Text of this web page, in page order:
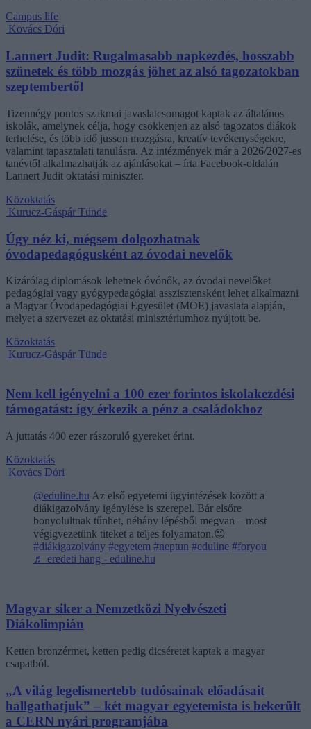
Campus life
Kovács Dóri
Lannert Judit: Rugalmasabb napkezdés, hosszabb
szünetek és több mozgás jöhet az alsó tagozatokban
szeptembertől
Tizennégy pontos szakmai javaslatcsomagot kaptak az általános
iskolák, amelynek célja, hogy csökkenjen az alsó tagozatos diákok
terhelése, és több idő jusson mozgásra, kreatív tevékenységekre,
valamint tapasztalati tanulásra. Az intézmények már a 2026/2027-es
tanévtől alkalmazhatják az ajánlásokat – írta Facebook-oldalán
Lannert Judit oktatási miniszter.
Közoktatás
Kurucz-Gáspár Tünde
Úgy néz ki, mégsem dolgozhatnak
óvodapedagógusként az óvodai nevelők
Kizárólag diplomások lehetnek óvónők, az óvodai nevelőket
pedagógiai vagy gyógypedagógiai asszisztensként lehet alkalmazni
a Magyar Óvodapedagógiai Egyesület (MOE) javaslata alapján,
melyet a szervezet az oktatási minisztériumhoz nyújtott be.
Közoktatás
Kurucz-Gáspár Tünde
Nem kell igényelni a 100 ezer forintos iskolakezdési
támogatást: így érkezik a pénz a családokhoz
A juttatás 400 ezer rászoruló gyereket érint.
Közoktatás
Kovács Dóri
@eduline.hu Az első egyetemi ügyintézések között a
diákigazolvány igénylése is szerepel. Bár elsőre
bonyolultnak tűnhet, néhány lépésből megvan – most
végigvezetünk titeket a teljes folyamaton.😉
#diákigazolvány #egyetem #neptun #eduline #foryou
♬ eredeti hang - eduline.hu
Magyar siker a Nemzetközi Nyelvészeti
Diákolimpián
Ketten bronzérmet, ketten pedig dicséretet kaptak a magyar
csapatból.
„A világ legelismertebb tudósainak előadásait
hallgathatjuk” – két magyar egyetemista is bekerült
a CERN nyári programjába